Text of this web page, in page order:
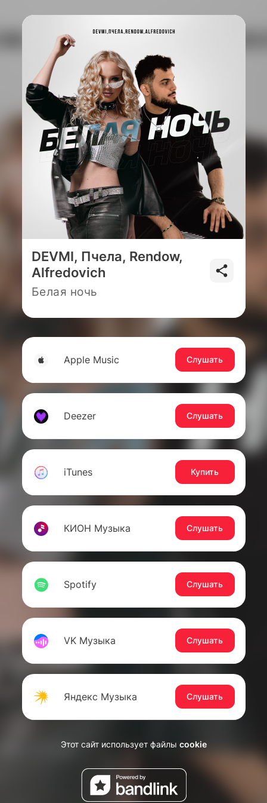
DEVMI, Пчела, Rendow,
Alfredovich
Белая ночь
Apple Music Слушать
Deezer Слушать
iTunes Купить
КИОН Музыка Слушать
Spotify Слушать
VK Музыка Слушать
Яндекс Музыка Слушать
Этот сайт использует файлы cookie